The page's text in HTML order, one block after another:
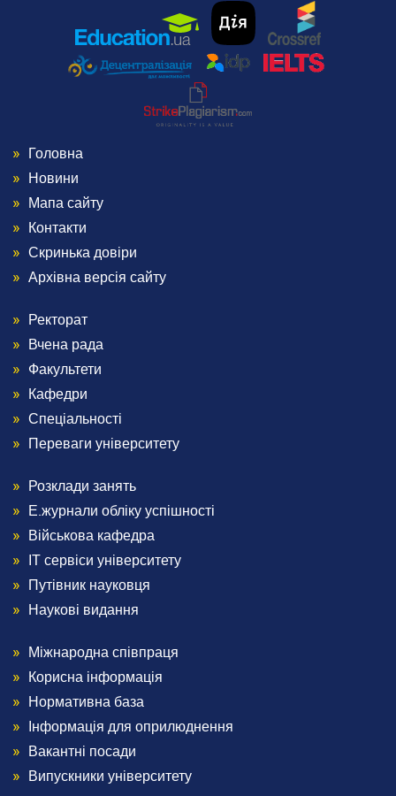
Menu
Footer
1
Головна
Новини
Мапа сайту
Контакти
Скринька довіри
Архівна версія сайту
Menu
Footer
2
Ректорат
Вчена рада
Факультети
Кафедри
Спеціальності
Переваги університету
Menu
Footer
3
Розклади занять
Е.журнали обліку успішності
Військова кафедра
ІТ сервіси університету
Путівник науковця
Наукові видання
Menu
Footer
4
Міжнародна співпраця
Корисна інформація
Нормативна база
Інформація для оприлюднення
Вакантні посади
Випускники університету